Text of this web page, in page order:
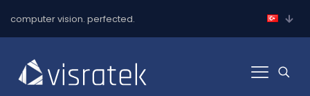
computer vision. perfected.